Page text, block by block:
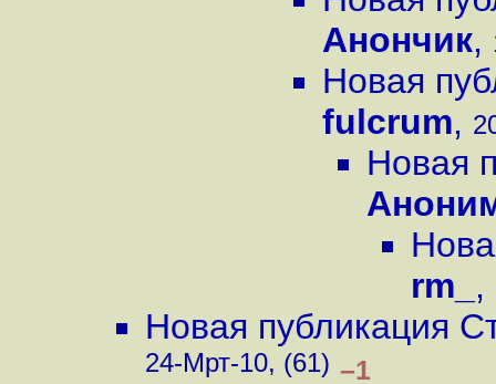
Анончик,
Новая
fulcrum,
Новая
rm_ ,
Новая публикация
24-Мрт-10, (61) –1